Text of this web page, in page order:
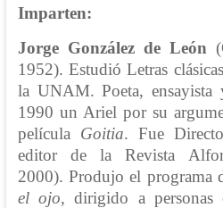
Imparten:
Jorge González de León
1952). Estudió Letras
la UNAM. Poeta, ensayista
1990 un Ariel por su
película Goitia. Fue
editor de la Revista
2000). Produjo el programa
el ojo, dirigido a personas